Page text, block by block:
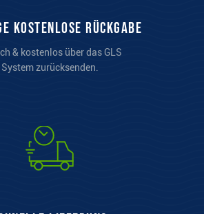
kostenlose Rückgabe
& kostenlos über das GLS
System zurücksenden.